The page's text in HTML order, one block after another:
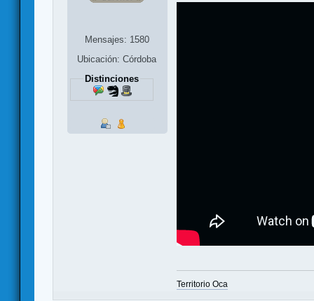
Mensajes: 1580
Ubicación: Córdoba
Distinciones
Territorio Oca